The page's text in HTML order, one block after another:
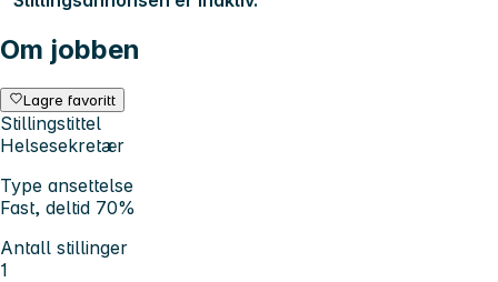
Om jobben
Lagre favoritt
Stillingstittel
Helsesekretær
Type ansettelse
Fast, deltid 70%
Antall stillinger
1